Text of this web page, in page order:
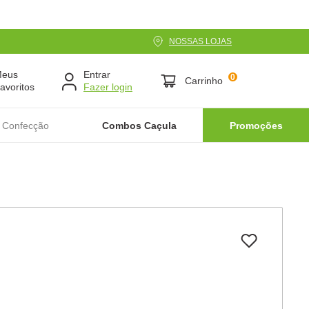
NOSSAS LOJAS
Entrar
Carrinho 0
Combos Caçula Promoções